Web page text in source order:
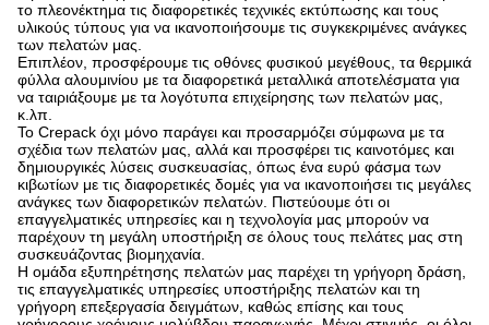
το πλεονέκτημα τις διαφορετικές τεχνικές εκτύπωσης και τους
υλικούς τύπους για να ικανοποιήσουμε τις συγκεκριμένες ανάγκες
των πελατών μας.
Επιπλέον, προσφέρουμε τις οθόνες φυσικού μεγέθους, τα θερμικά
φύλλα αλουμινίου με τα διαφορετικά μεταλλικά αποτελέσματα για
να ταιριάξουμε με τα λογότυπα επιχείρησης των πελατών μας,
κ.λπ.
Το Crepack όχι μόνο παράγει και προσαρμόζει σύμφωνα με τα
σχέδια των πελατών μας, αλλά και προσφέρει τις καινοτόμες και
δημιουργικές λύσεις συσκευασίας, όπως ένα ευρύ φάσμα των
κιβωτίων με τις διαφορετικές δομές για να ικανοποιήσει τις μεγάλες
ανάγκες των διαφορετικών πελατών. Πιστεύουμε ότι οι
επαγγελματικές υπηρεσίες και η τεχνολογία μας μπορούν να
παρέχουν τη μεγάλη υποστήριξη σε όλους τους πελάτες μας στη
συσκευάζοντας βιομηχανία.
Η ομάδα εξυπηρέτησης πελατών μας παρέχει τη γρήγορη δράση,
τις επαγγελματικές υπηρεσίες υποστήριξης πελατών και τη
γρήγορη επεξεργασία δειγμάτων, καθώς επίσης και τους